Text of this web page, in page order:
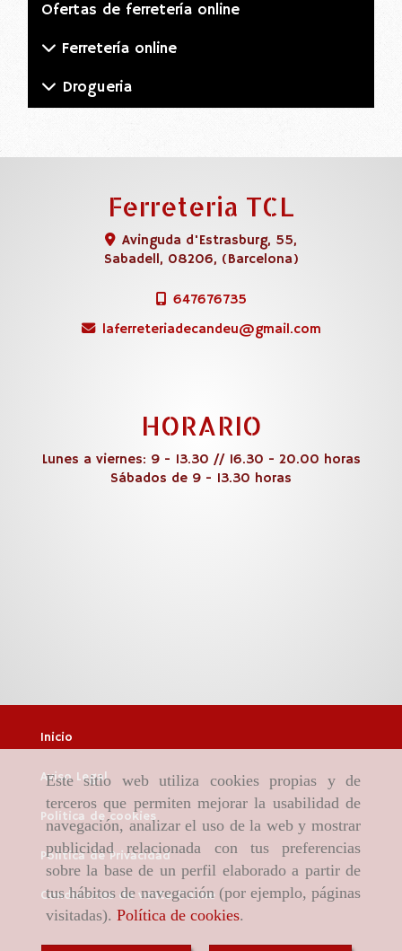
Este sitio web utiliza cookies propias y de
terceros que permiten mejorar la usabilidad de
navegación, analizar el uso de la web y mostrar
publicidad relacionada con tus preferencias
sobre la base de un perfil elaborado a partir de
tus hábitos de navegación (por ejemplo, páginas
visitadas). Política de cookies.
Ofertas de ferretería online
Ferretería online
Drogueria
Ferreteria TCL
Avinguda d'Estrasburg, 55,
Sabadell, 08206, (Barcelona)
647676735
laferreteriadecandeu
gmail.com
HORARIO
Lunes a viernes: 9 - 13.30 // 16.30 - 20.00 horas
Sábados de 9 - 13.30 horas
Inicio
Aviso Legal
Política de cookies
Política de Privacidad
Condiciones de venta Online